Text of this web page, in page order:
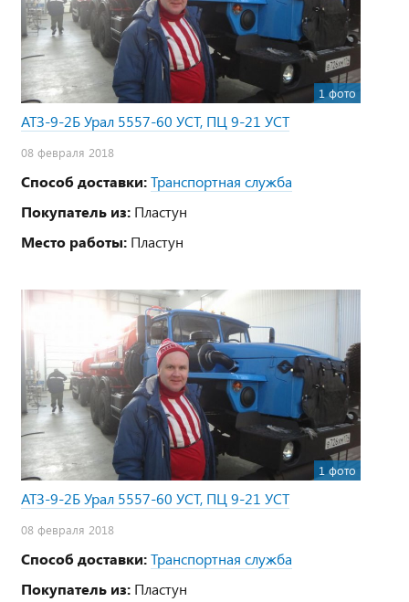
1 фото
АТЗ-9-2Б Урал 5557-60 УСТ, ПЦ 9-21 УСТ
08 февраля 2018
Способ доставки:Транспортная служба
Покупатель из: Пластун
Место работы: Пластун
1 фото
АТЗ-9-2Б Урал 5557-60 УСТ, ПЦ 9-21 УСТ
08 февраля 2018
Способ доставки:Транспортная служба
Покупатель из: Пластун